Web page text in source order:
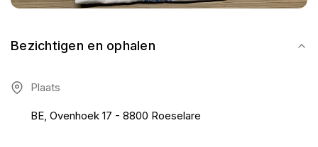
Bezichtigen en ophalen
Plaats
BE, Ovenhoek 17 - 8800 Roeselare